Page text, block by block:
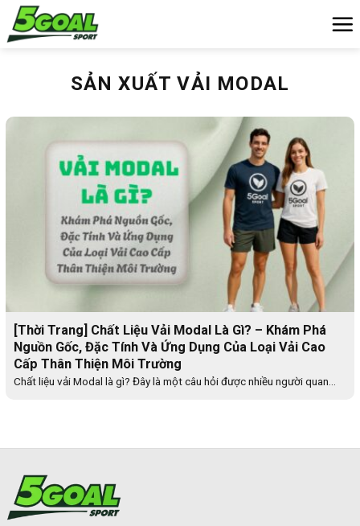
Chuyển
đến
SẢN XUẤT VẢI MODAL
[Thời Trang] Chất Liệu Vải Modal Là Gì? – Khám Phá
Nguồn Gốc, Đặc Tính Và Ứng Dụng Của Loại Vải Cao
Cấp Thân Thiện Môi Trường
Chất liệu vải Modal là gì? Đây là một câu hỏi được nhiều người quan...